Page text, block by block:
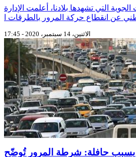
التي تشهدها بلادنا، أعلمت الإدارة
الاثنين، 14 سبتمبر، 2020 - 17:45
بسبب حافلة: شرطة المرور تُوضّح